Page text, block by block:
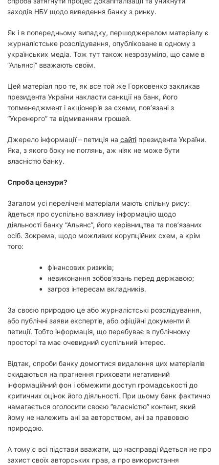
заходів НБУ щодо виведення банку з ринку.
Як і в попередньому випадку, першоджерелом матеріалу є
журналістське розслідування, опубліковане в одному з
українських медіа. Тож тут також незрозуміло, що саме в
“Альянсі” вважають своїм.
Цей матеріал про те, як все той же Горковенко закликав
президента України накласти санкції на банк, його
топменеджмент і акціонерів за схеми, повʼязані з
“Укренерго” та відмиванням грошей.
Джерело інформації – петиція на сайті президента України.
Яка, з якого боку не поглянь, аж ніяк не може бути
власністю банку.
Спроба цензури?
Загалом усі перелічені матеріали мають спільну рису:
йдеться про суспільно важливу інформацію щодо
діяльності банку “Альянс”, його керівництва та пов’язаних
осіб. Зокрема, щодо можливих корупційних схем, а крім
того:
фінансових ризиків;
невиконання зобов’язань перед державою;
загроз інтересам вкладників.
За своєю природою це або журналістські розслідування,
або публічні заяви експертів, або офіційні документи й
петиції. Тобто інформація, що перебуває в публічному
просторі та має очевидний суспільний інтерес.
Відтак, спроби банку домогтися видалення цих матеріалів
скидаються на прагнення приховати негативний
інформаційний фон і обмежити доступ громадськості до
критичних оцінок його діяльності. При цьому банк фактично
намагається оголосити своєю “власністю” контент, який
йому не належить ані за авторством, ані за правовою
природою.
А тому є всі підстави вважати, що насправді йдеться не про
захист своїх авторських прав, а про використання